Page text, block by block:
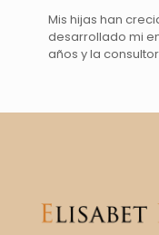
Mis hijas han
desarrollado mi
años y la